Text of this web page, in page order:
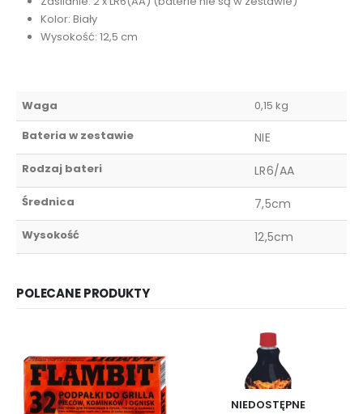
Kolor: Biały
Wysokość: 12,5 cm
Waga
0,15 kg
Bateria w zestawie
NIE
Rodzaj bateri LR6/AA
Średnica 7,5cm
Wysokość 12,5cm
POLECANE PRODUKTY
NIEDOSTĘPNE